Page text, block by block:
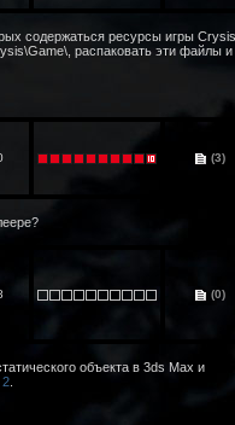
содержаться ресурсы игры
распаковать эти файлы и
(3)
(0)
объекта в 3ds Max и
2